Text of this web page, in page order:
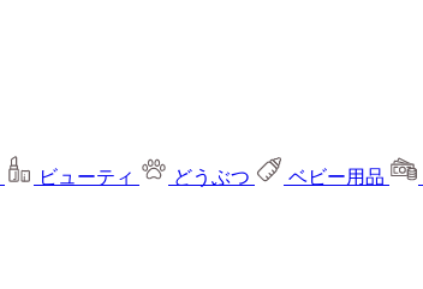
ビューティ どうぶつ ベビー用品